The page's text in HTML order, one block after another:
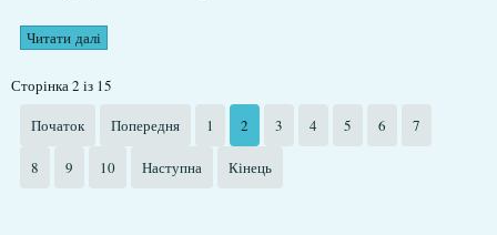
Читати далі
Сторінка 2 із 15
Початок
Попередня 1 2 3 4 5 6 7
8 9 10 Наступна Кінець